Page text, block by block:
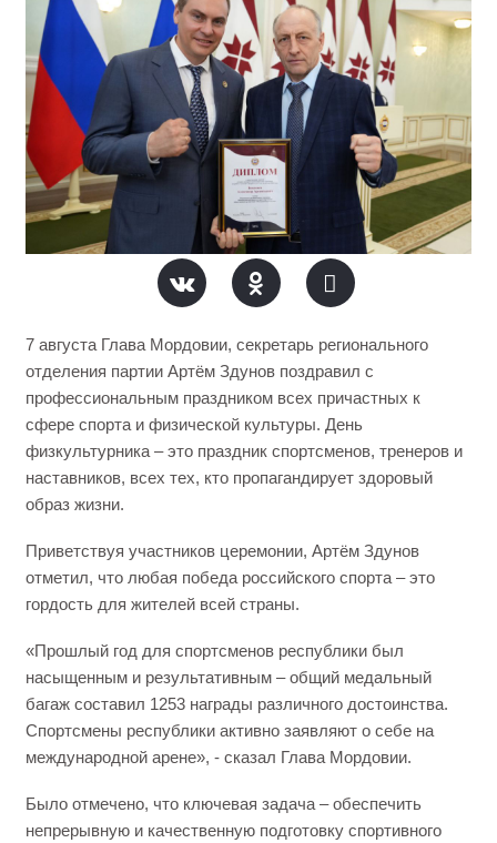
7 августа Глава Мордовии, секретарь регионального
отделения партии Артём Здунов поздравил с
профессиональным праздником всех причастных к
сфере спорта и физической культуры. День
физкультурника – это праздник спортсменов, тренеров и
наставников, всех тех, кто пропагандирует здоровый
образ жизни.
Приветствуя участников церемонии, Артём Здунов
отметил, что любая победа российского спорта – это
гордость для жителей всей страны.
«Прошлый год для спортсменов республики был
насыщенным и результативным – общий медальный
багаж составил 1253 награды различного достоинства.
Спортсмены республики активно заявляют о себе на
международной арене», - сказал Глава Мордовии.
Было отмечено, что ключевая задача – обеспечить
непрерывную и качественную подготовку спортивного